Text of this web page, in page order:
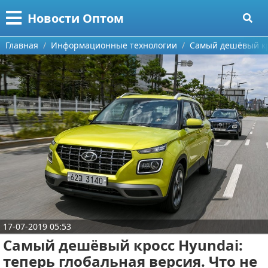
Новости Оптом
Меню
Главная
Категории
Информационные технологии
Автомобили
Знаменитости
Политика
Природа
Философия
Культура
Поиск
О проекте
Контакты
Сотрудничество
Размещение рекламы
Для правообладателей
Условия предоставления информации
Главная Информационные технологии Самый дешёвый
17-07-2019 05:53
Самый дешёвый кросс Hyundai:
теперь глобальная версия. Что не